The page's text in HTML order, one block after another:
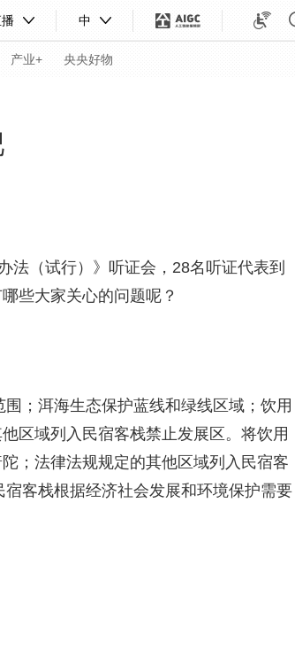
中
产业+ 央央好物
阅读 艺术 汽车 数智 产业+
海洋 时尚 天气 才艺 网展 央央好物
（试行）》听证会，28名听证代表到
些大家关心的问题呢？
；洱海生态保护蓝线和绿线区域；饮用
区域列入民宿客栈禁止发展区。将饮用
；法律法规规定的其他区域列入民宿客
客栈根据经济社会发展和环境保护需要